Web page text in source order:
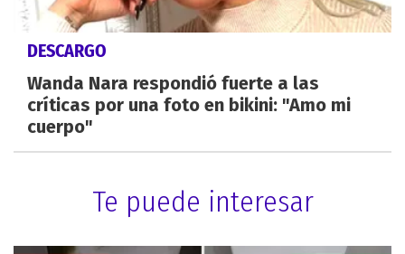
DESCARGO
Wanda Nara respondió fuerte a las
críticas por una foto en bikini: "Amo mi
cuerpo"
Te puede interesar